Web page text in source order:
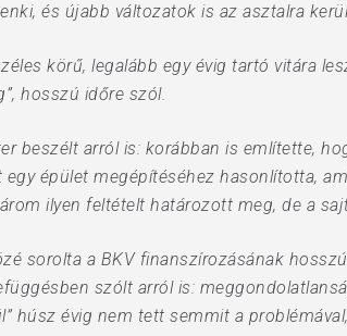
és újabb változatok is az asztalra
körű, legalább egy évig tartó vitára
hosszú időre szól.
beszélt arról is: korábban is említette,
egy épület megépítéséhez hasonlította,
ilyen feltételt határozott meg, de a
sorolta a BKV finanszírozásának
szólt arról is:
húsz évig nem tett semmit a